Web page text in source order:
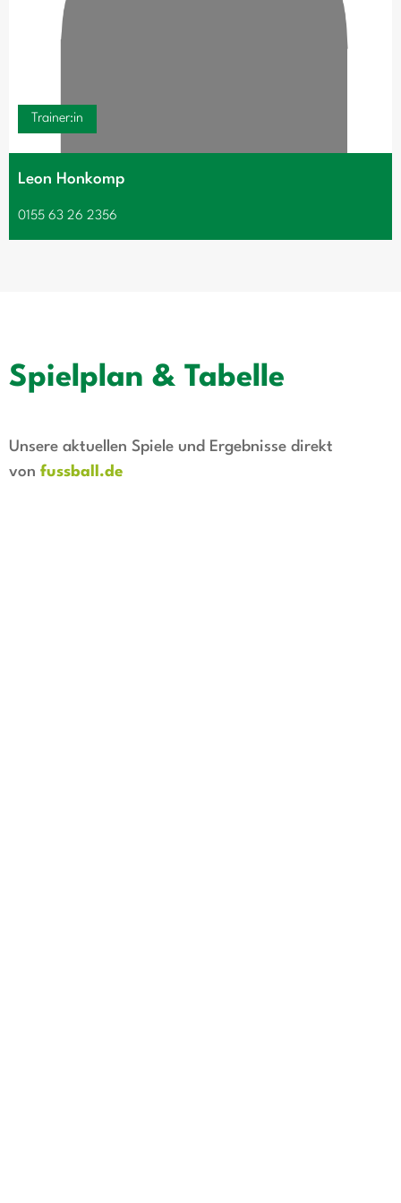
Trainer:in
Leon Honkomp
0155 63 26 2356
Spielplan & Tabelle
Unsere aktuellen Spiele und Ergebnisse direkt
von fussball.de